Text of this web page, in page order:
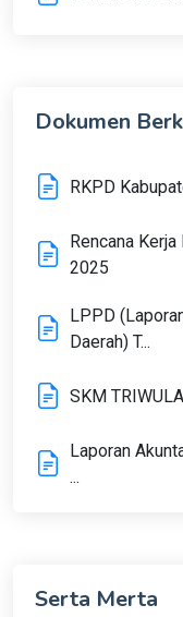
Dokumen
RKPD
Rencana
2025
LPPD
Daerah) T...
SKM
Laporan
...
Serta Merta